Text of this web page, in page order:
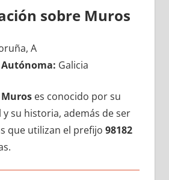
sobre Muros
A
Galicia
Muroses conocido pοr su
su historia, además dе ser
quе utilizan el prefijo 98182